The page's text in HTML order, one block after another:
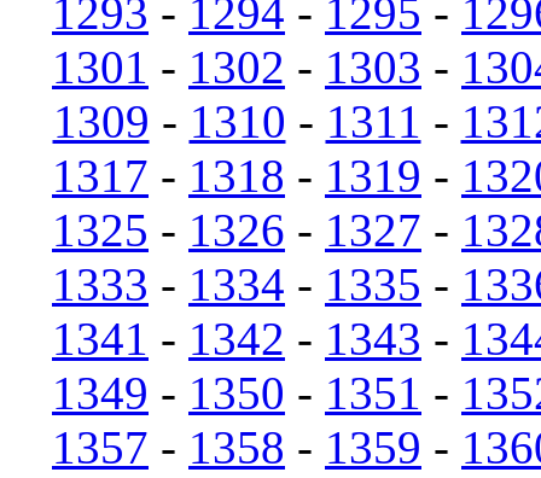
1293 - 1294 - 1295 -
1301 - 1302 - 1303 -
1309 - 1310 - 1311 -
1317 - 1318 - 1319 -
1325 - 1326 - 1327 -
1333 - 1334 - 1335 -
1341 - 1342 - 1343 -
1349 - 1350 - 1351 -
1357 - 1358 - 1359 -